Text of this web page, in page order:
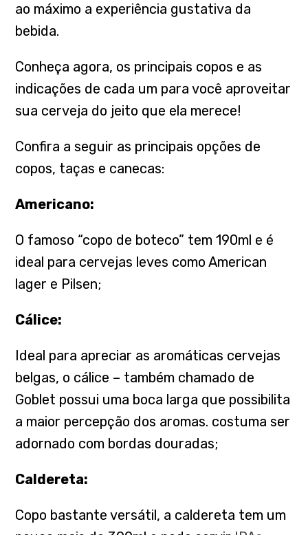
ao máximo a experiência gustativa da
bebida.
Conheça agora, os principais copos e as
indicações de cada um para você aproveitar
sua cerveja do jeito que ela merece!
Confira a seguir as principais opções de
copos, taças e canecas:
Americano:
O famoso “copo de boteco” tem 190ml e é
ideal para cervejas leves como American
lager e Pilsen;
Cálice:
Ideal para apreciar as aromáticas cervejas
belgas, o cálice – também chamado de
Goblet possui uma boca larga que possibilita
a maior percepção dos aromas. costuma ser
adornado com bordas douradas;
Caldereta:
Copo bastante versátil, a caldereta tem um